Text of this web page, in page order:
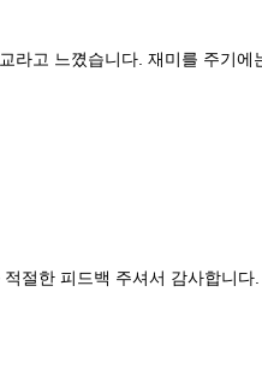
고 느꼈습니다. 재미를 주기
절한 피드백 주셔서 감사합니다